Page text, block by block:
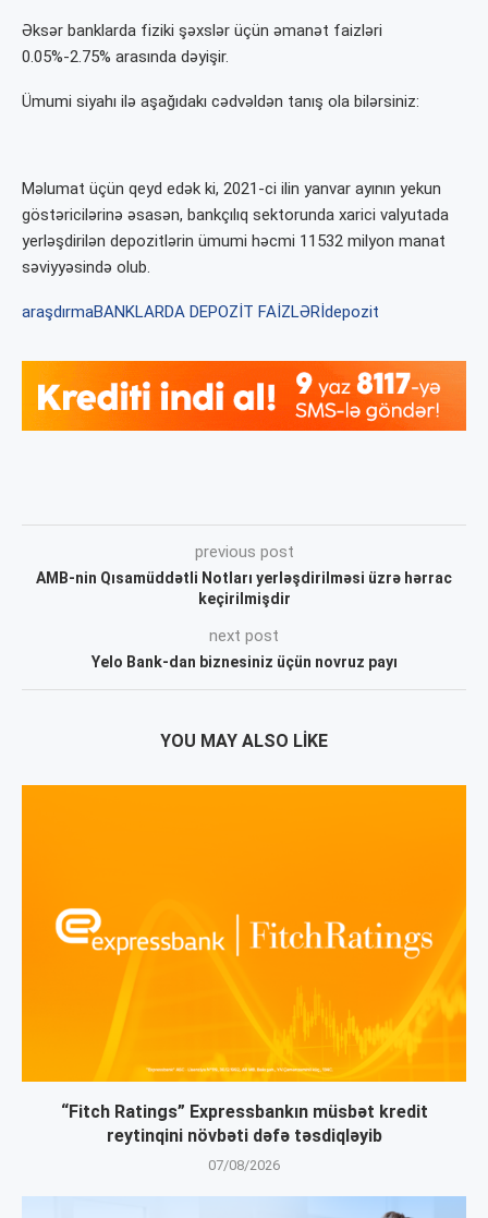
Əksər banklarda fiziki şəxslər üçün əmanət faizləri
0.05%-2.75% arasında dəyişir.
Ümumi siyahı ilə aşağıdakı cədvəldən tanış ola bilərsiniz:
Məlumat üçün qeyd edək ki, 2021-ci ilin yanvar ayının yekun
göstəricilərinə əsasən, bankçılıq sektorunda xarici valyutada
yerləşdirilən depozitlərin ümumi həcmi 11532 milyon manat
səviyyəsində olub.
araşdırmaBANKLARDA DEPOZİT FAİZLƏRİdepozit
previous post
AMB-nin Qısamüddətli Notları yerləşdirilməsi üzrə hərrac
keçirilmişdir
next post
Yelo Bank-dan biznesiniz üçün novruz payı
YOU MAY ALSO LIKE
“Fitch Ratings” Expressbankın müsbət kredit
reytinqini növbəti dəfə təsdiqləyib
07/08/2026